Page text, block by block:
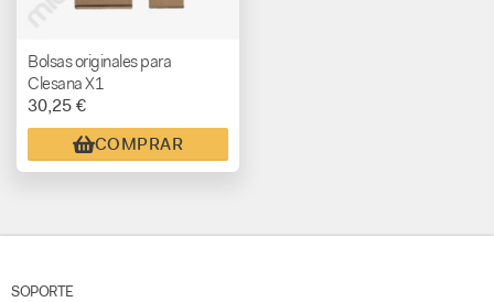
Bolsas originales para
Clesana X1
30,25 €
COMPRAR
SOPORTE